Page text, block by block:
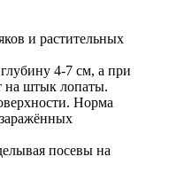
и растительных
4-7 см, а при
на штык лопаты.
Норма
посевы на